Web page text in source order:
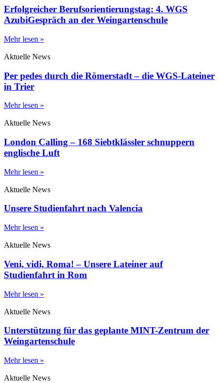
Erfolgreicher Berufsorientierungstag: 4. WGS
AzubiGespräch an der Weingartenschule
Mehr lesen »
Aktuelle News
Per pedes durch die Römerstadt – die WGS-Lateiner
in Trier
Mehr lesen »
Aktuelle News
London Calling – 168 Siebtklässler schnuppern
englische Luft
Mehr lesen »
Aktuelle News
Unsere Studienfahrt nach Valencia
Mehr lesen »
Aktuelle News
Veni, vidi, Roma! – Unsere Lateiner auf
Studienfahrt in Rom
Mehr lesen »
Aktuelle News
Unterstützung für das geplante MINT-Zentrum der
Weingartenschule
Mehr lesen »
Aktuelle News